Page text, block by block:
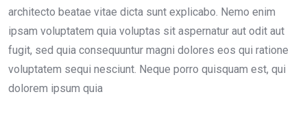
architecto beatae vitae dicta sunt explicabo. Nemo enim
ipsam voluptatem quia voluptas sit aspernatur aut odit aut
fugit, sed quia consequuntur magni dolores eos qui ratione
voluptatem sequi nesciunt. Neque porro quisquam est, qui
dolorem ipsum quia